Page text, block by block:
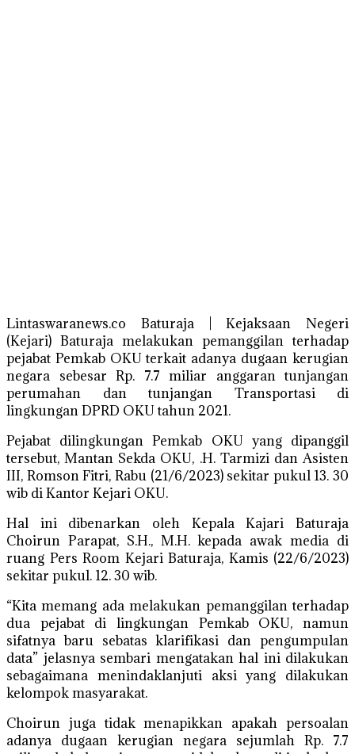
Lintaswaranews.co Baturaja | Kejaksaan Negeri
(Kejari) Baturaja melakukan pemanggilan terhadap
pejabat Pemkab OKU terkait adanya dugaan kerugian
negara sebesar Rp. 7.7 miliar anggaran tunjangan
perumahan dan tunjangan Transportasi di
lingkungan DPRD OKU tahun 2021.
Pejabat dilingkungan Pemkab OKU yang dipanggil
tersebut, Mantan Sekda OKU, .H. Tarmizi dan Asisten
III, Romson Fitri, Rabu (21/6/2023) sekitar pukul 13. 30
wib di Kantor Kejari OKU.
Hal ini dibenarkan oleh Kepala Kajari Baturaja
Choirun Parapat, S.H., M.H. kepada awak media di
ruang Pers Room Kejari Baturaja, Kamis (22/6/2023)
sekitar pukul. 12. 30 wib.
“Kita memang ada melakukan pemanggilan terhadap
dua pejabat di lingkungan Pemkab OKU, namun
sifatnya baru sebatas klarifikasi dan pengumpulan
data” jelasnya sembari mengatakan hal ini dilakukan
sebagaimana menindaklanjuti aksi yang dilakukan
kelompok masyarakat.
Choirun juga tidak menapikkan apakah persoalan
adanya dugaan kerugian negara sejumlah Rp. 7.7